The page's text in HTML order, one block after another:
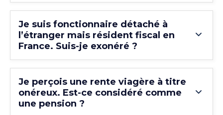
Je suis fonctionnaire détaché à
l’étranger mais résident fiscal en
France. Suis-je exonéré ?
Je perçois une rente viagère à titre
onéreux. Est-ce considéré comme
une pension ?